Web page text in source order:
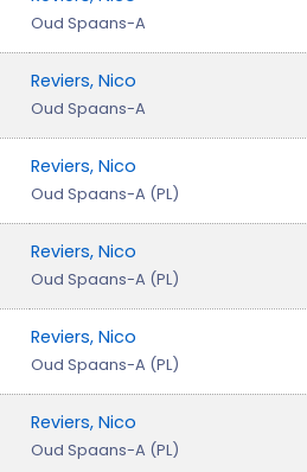
Oud Spaans-A
Reviers, Nico
Oud Spaans-A
Reviers, Nico
Oud Spaans-A (PL)
Reviers, Nico
Oud Spaans-A (PL)
Reviers, Nico
Oud Spaans-A (PL)
Reviers, Nico
Oud Spaans-A (PL)